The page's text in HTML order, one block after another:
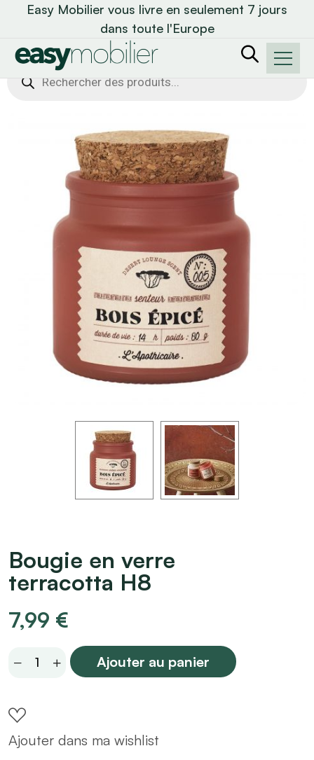
Easy Mobilier vous livre en seulement 7 jours
dans toute l'Europe
Recherche
de
Bougie en verre
terracotta H8
7,99 €
Bougie
terracotta
H8
Ajouter au panier
Ajouter dans ma wishlist